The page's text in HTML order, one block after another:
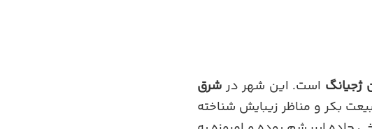
ژجیانگ است. این شهر در شرق
بکر و مناظر زیبایش شناخته